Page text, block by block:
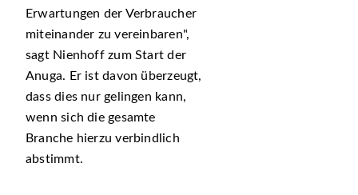
Erwartungen der Verbraucher
miteinander zu vereinbaren ,
sagt Nienhoff zum Start der
Anuga. Er ist davon überzeugt,
dass dies nur gelingen kann,
wenn sich die gesamte
Branche hierzu verbindlich
abstimmt.